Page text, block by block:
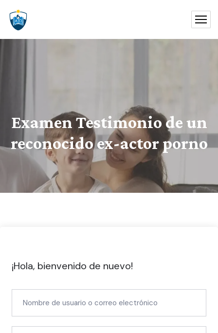
Examen Testimonio de un
reconocido ex-actor porno
¡Hola, bienvenido de nuevo!